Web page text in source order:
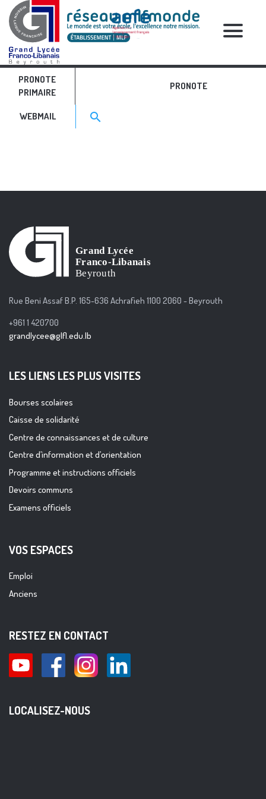
PRONOTE
PRIMAIRE
PRONOTE
WEBMAIL Search for:>
search
RELATIVE POSTS
IMG_4478
Rue Beni Assaf B.P. 165-636 Achrafieh 1100 2060 - Beyrouth
+961 1 420700
grandlycee@glfl.edu.lb
LES LIENS LES PLUS VISITES
Bourses scolaires
Caisse de solidarité
Centre de connaissances et de culture
Centre d’information et d’orientation
Programme et instructions officiels
Devoirs communs
Examens officiels
VOS ESPACES
Emploi
Anciens
RESTEZ EN CONTACT
LOCALISEZ-NOUS